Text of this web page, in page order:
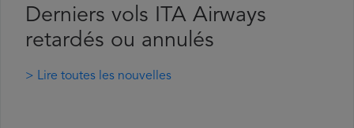
Derniers vols ITA Airways
retardés ou annulés
> Lire toutes les nouvelles